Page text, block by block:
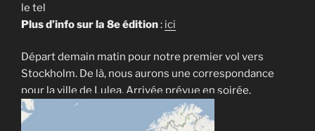
le tel
Plus d’info sur la 8e édition: ici
Départ demain matin pour notre premier vol vers
Stockholm. De là, nous aurons une correspondance
pour la ville de Lulea. Arrivée prévue en soirée.